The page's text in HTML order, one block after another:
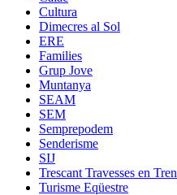
Cultura
Dimecres al Sol
ERE
Families
Grup Jove
Muntanya
SEAM
SEM
Semprepodem
Senderisme
SIJ
Trescant Travesses en Tren
Turisme Eqüestre